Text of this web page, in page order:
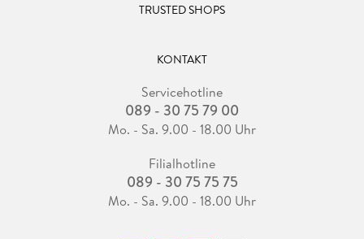
TRUSTED SHOPS
KONTAKT
Servicehotline
089 - 30 75 79 00
Mo. - Sa. 9.00 - 18.00 Uhr
Filialhotline
089 - 30 75 75 75
Mo. - Sa. 9.00 - 18.00 Uhr